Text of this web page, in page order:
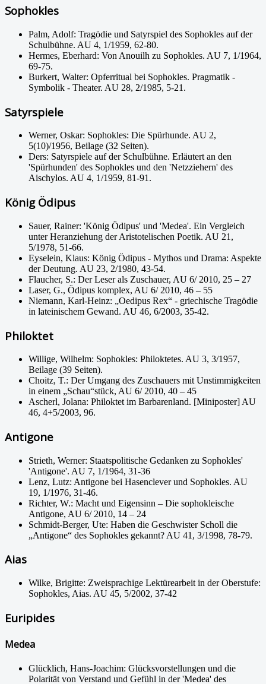
Sophokles
Palm, Adolf: Tragödie und Satyrspiel des Sophokles auf der
Schulbühne. AU 4, 1/1959, 62-80.
Hermes, Eberhard: Von Anouilh zu Sophokles. AU 7, 1/1964,
69-75.
Burkert, Walter: Opferritual bei Sophokles. Pragmatik -
Symbolik - Theater. AU 28, 2/1985, 5-21.
Satyrspiele
Werner, Oskar: Sophokles: Die Spürhunde. AU 2,
5(10)/1956, Beilage (32 Seiten).
Ders: Satyrspiele auf der Schulbühne. Erläutert an den
'Spürhunden' des Sophokles und den 'Netzziehern' des
Aischylos. AU 4, 1/1959, 81-91.
König Ödipus
Sauer, Rainer: 'König Ödipus' und 'Medea'. Ein Vergleich
unter Heranziehung der Aristotelischen Poetik. AU 21,
5/1978, 51-66.
Eyselein, Klaus: König Ödipus - Mythos und Drama: Aspekte
der Deutung. AU 23, 2/1980, 43-54.
Flaucher, S.: Der Leser als Zuschauer, AU 6/ 2010, 25 – 27
Laser, G., Ödipus komplex, AU 6/ 2010, 46 – 55
Niemann, Karl-Heinz: „Oedipus Rex“ - griechische Tragödie
in lateinischem Gewand. AU 46, 6/2003, 35-42.
Philoktet
Willige, Wilhelm: Sophokles: Philoktetes. AU 3, 3/1957,
Beilage (39 Seiten).
Choitz, T.: Der Umgang des Zuschauers mit Unstimmigkeiten
in einem „Schau“stück, AU 6/ 2010, 40 – 45
Ascherl, Jolana: Philoktet im Barbarenland. [Miniposter] AU
46, 4+5/2003, 96.
Antigone
Strieth, Werner: Staatspolitische Gedanken zu Sophokles'
'Antigone'. AU 7, 1/1964, 31-36
Lenz, Lutz: Antigone bei Hasenclever und Sophokles. AU
19, 1/1976, 31-46.
Richter, W.: Macht und Eigensinn – Die sophokleische
Antigone, AU 6/ 2010, 14 – 24
Schmidt-Berger, Ute: Haben die Geschwister Scholl die
„Antigone“ des Sophokles gekannt? AU 41, 3/1998, 78-79.
Aias
Wilke, Brigitte: Zweisprachige Lektürearbeit in der Oberstufe:
Sophokles, Aias. AU 45, 5/2002, 37-42
Euripides
Medea
Glücklich, Hans-Joachim: Glücksvorstellungen und die
Polarität von Verstand und Gefühl in der 'Medea' des